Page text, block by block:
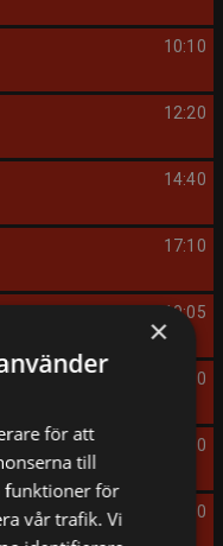
10:10
12:20
14:40
17:10
19:05
21:00
23:30
01:40
×
för att
till
funktioner för
vår trafik. Vi